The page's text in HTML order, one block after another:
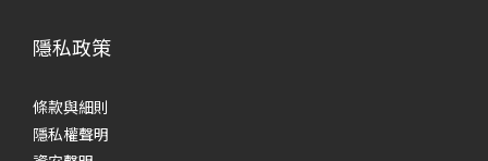
隱私政策
條款與細則
隱私權聲明